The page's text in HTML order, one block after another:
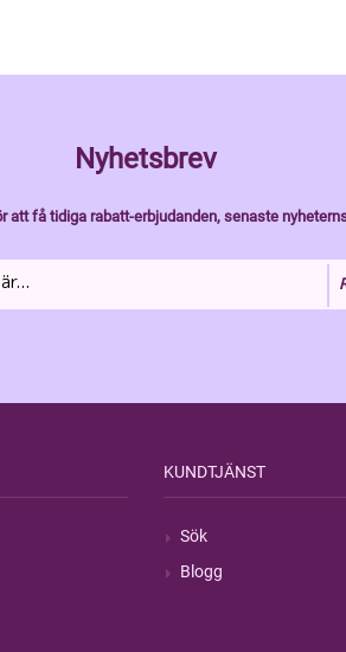
Nyhetsbrev
att få tidiga rabatt-erbjudanden, senaste
KUNDTJÄNST
Sök
Blogg